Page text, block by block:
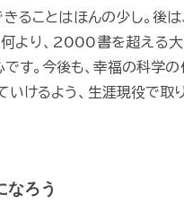
ことはほんの少し。後は
より、2000書を超える
す。今後も、幸福の科学の
けるよう、生涯現役で取
なろう